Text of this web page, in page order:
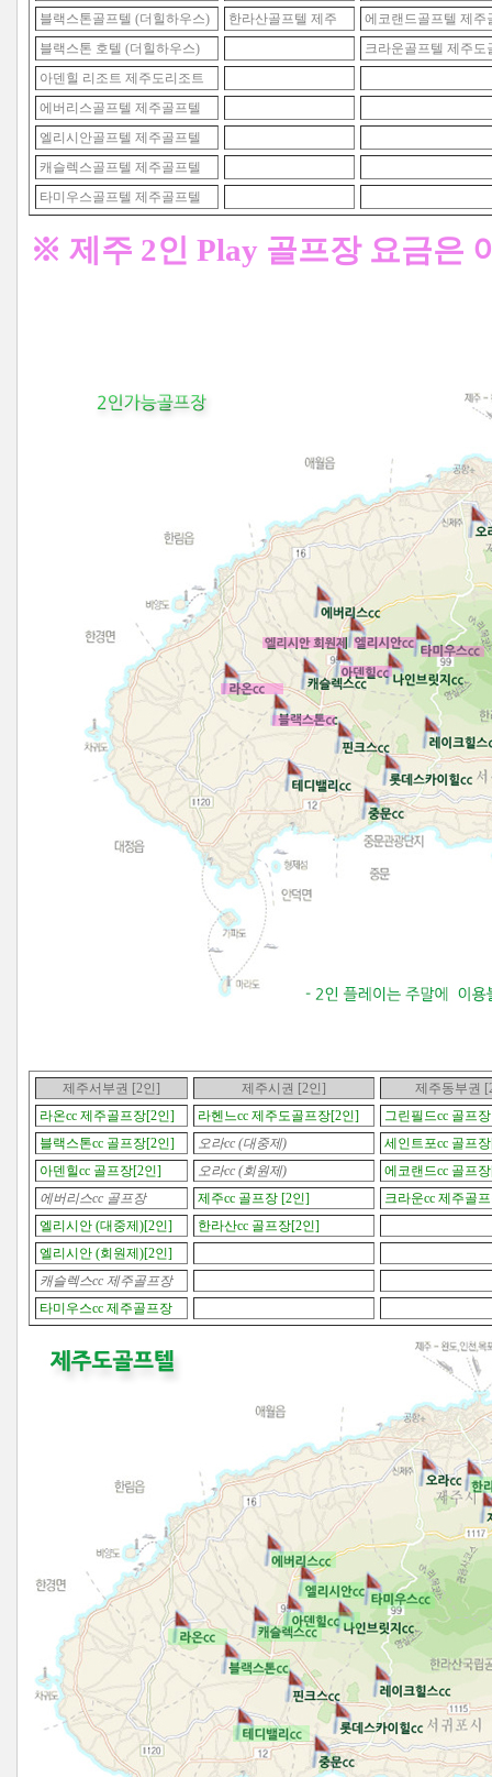
블랙스톤골프텔 (더힐하우스)
한라산골프텔 제주
에코랜드골프텔 제주
블랙스톤 호텔 (더힐하우스)
크라운골프텔 제주도
아덴힐 리조트 제주도리조트
에버리스골프텔 제주골프텔
엘리시안골프텔 제주골프텔
캐슬렉스골프텔 제주골프텔
타미우스골프텔 제주골프텔
※ 제주 2인 Play 골프장 요금은
제주서부권 [2인] 제주시권 [2인] 제주동부권
라온cc 제주골프장[2인]
라헨느cc 제주도골프장[2인]
그린필드cc 골프
블랙스톤cc 골프장[2인]
오라cc (대중제)
세인트포cc 골프
아덴힐cc 골프장[2인]
오라cc (회원제)
에코랜드cc 골프
에버리스cc 골프장
제주cc 골프장 [2인]
크라운cc 제주골
엘리시안 (대중제)[2인]
한라산cc 골프장[2인]
엘리시안 (회원제)[2인]
캐슬렉스cc 제주골프장
타미우스cc 제주골프장